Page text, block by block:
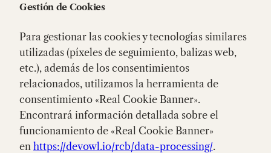
Gestión de Cookies
Para gestionar las cookies y tecnologías similares
utilizadas (píxeles de seguimiento, balizas web,
etc.), además de los consentimientos
relacionados, utilizamos la herramienta de
consentimiento «Real Cookie Banner».
Encontrará información detallada sobre el
funcionamiento de «Real Cookie Banner»
en https://devowl.io/rcb/data-processing/.